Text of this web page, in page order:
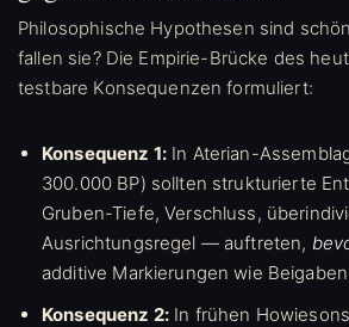
Philosophische Hypothesen sind
fallen sie? Die Empirie-Brücke des
testbare Konsequenzen formuliert:
Konsequenz 1:In Aterian-
300.000 BP) sollten strukturierte
Gruben-Tiefe, Verschluss,
Ausrichtungsregel — auftreten,
additive Markierungen wie
Konsequenz 2:In frühen